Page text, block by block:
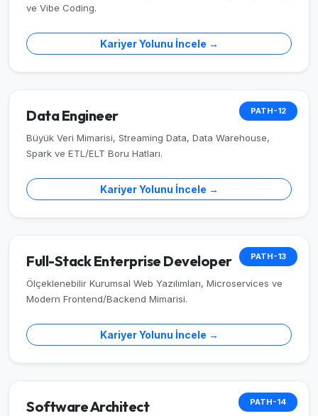
ve Vibe Coding.
Kariyer Yolunu İncele →
PATH-12
Data Engineer
Büyük Veri Mimarisi, Streaming Data, Data Warehouse,
Spark ve ETL/ELT Boru Hatları.
Kariyer Yolunu İncele →
PATH-13
Full-Stack Enterprise Developer
Ölçeklenebilir Kurumsal Web Yazılımları, Microservices ve
Modern Frontend/Backend Mimarisi.
Kariyer Yolunu İncele →
PATH-14
Software Architect